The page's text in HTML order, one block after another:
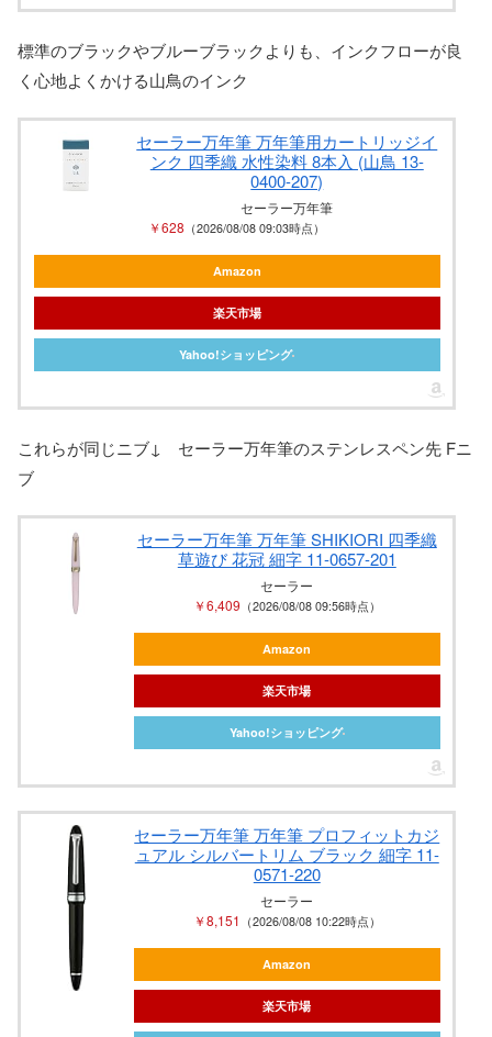
標準のブラックやブルーブラックよりも、インクフローが良
く心地よくかける山鳥のインク
セーラー万年筆 万年筆用カートリッジイ
ンク 四季織 水性染料 8本入 (山鳥 13-
0400-207)
セーラー万年筆
￥628 （2026/08/08 09:03時点）
Amazon
楽天市場
Yahoo!ショッピング
これらが同じニブ↓ セーラー万年筆のステンレスペン先 Fニ
ブ
セーラー万年筆 万年筆 SHIKIORI 四季織
草遊び 花冠 細字 11-0657-201
セーラー
￥6,409 （2026/08/08 09:56時点）
Amazon
楽天市場
Yahoo!ショッピング
セーラー万年筆 万年筆 プロフィットカジ
ュアル シルバートリム ブラック 細字 11-
0571-220
セーラー
￥8,151 （2026/08/08 10:22時点）
Amazon
楽天市場